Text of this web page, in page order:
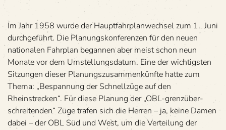
auf
Rheinstrecken
Im Jahr 1958 wurde der Haupt­fahr­plan­wech­sel zum 1. Juni
durch­ge­führt. Die Pla­nungs­kon­fe­ren­zen für den neuen
natio­na­len Fahr­plan began­nen aber meist schon neun
Monate vor dem Umstel­lungs­da­tum. Eine der wich­tigs­ten
Sit­zun­gen die­ser Pla­nungs­zu­sam­men­künfte hatte zum
Thema: „Bespan­nung der Schnell­züge auf den
Rheinstrecken“. Für diese Pla­nung der „OBL-grenz­über­
schrei­ten­den“ Züge tra­fen sich die Her­ren – ja, keine Damen
dabei – der OBL Süd und West, um die Ver­tei­lung der